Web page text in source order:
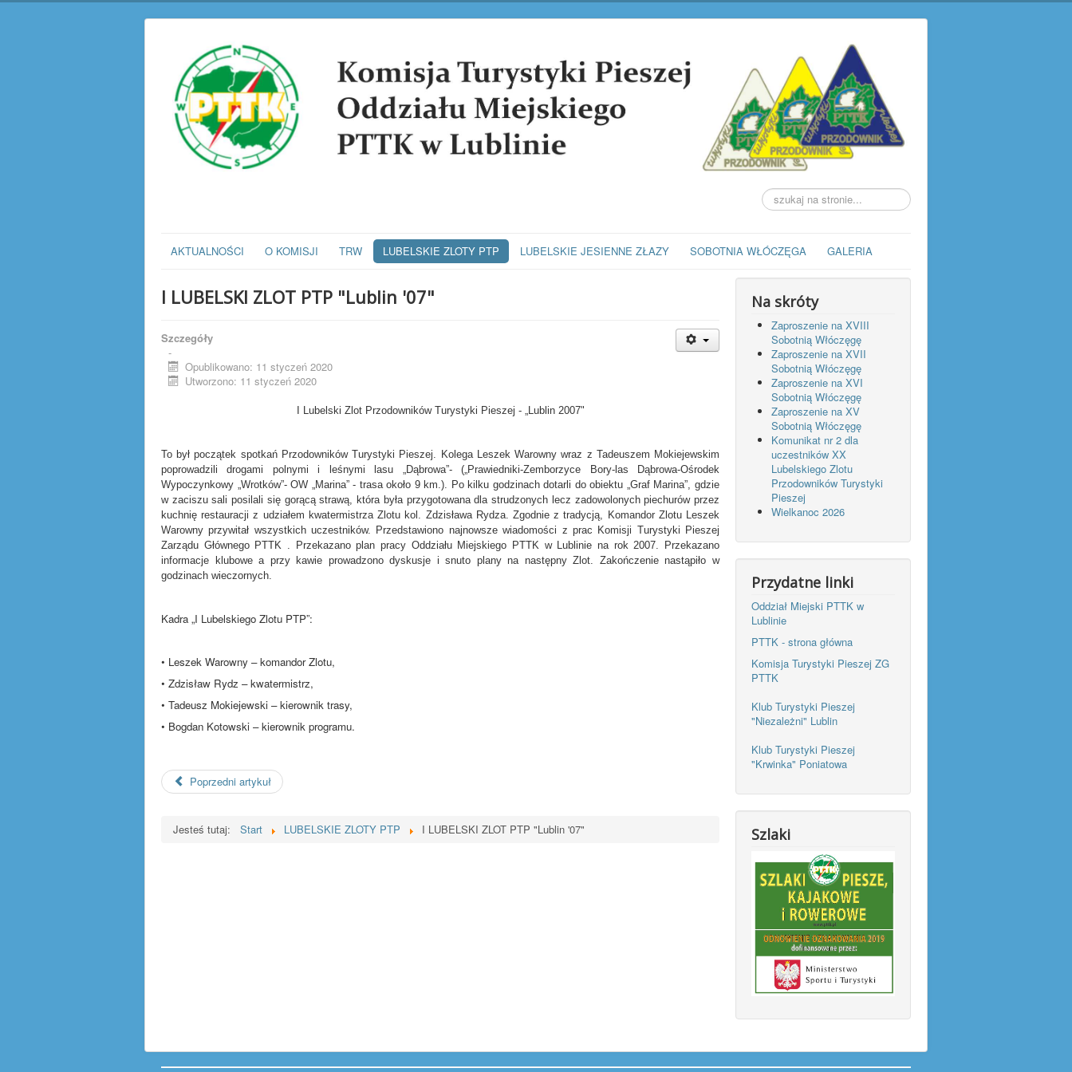
Szukaj...
AKTUALNOŚCI O KOMISJI TRW LUBELSKIE ZLOTY PTP LUBELSKIE JESIENNE ZŁAZY SOBOTNIA WŁÓCZĘGA GALERIA
I LUBELSKI ZLOT PTP "Lublin '07"
Szczegóły
-
Opublikowano: 11 styczeń 2020
Utworzono: 11 styczeń 2020
I Lubelski Zlot Przodowników Turystyki Pieszej - „Lublin 2007"
To był początek spotkań Przodowników Turystyki Pieszej. Kolega Leszek Warowny wraz z Tadeuszem Mokiejewskim
poprowadzili drogami polnymi i leśnymi lasu „Dąbrowa”- („Prawiedniki-Zemborzyce Bory-las Dąbrowa-Ośrodek
Wypoczynkowy „Wrotków”- OW „Marina” - trasa około 9 km.). Po kilku godzinach dotarli do obiektu „Graf Marina”, gdzie
w zaciszu sali posilali się gorącą strawą, która była przygotowana dla strudzonych lecz zadowolonych piechurów przez
kuchnię restauracji z udziałem kwatermistrza Zlotu kol. Zdzisława Rydza. Zgodnie z tradycją, Komandor Zlotu Leszek
Warowny przywitał wszystkich uczestników. Przedstawiono najnowsze wiadomości z prac Komisji Turystyki Pieszej
Zarządu Głównego PTTK . Przekazano plan pracy Oddziału Miejskiego PTTK w Lublinie na rok 2007. Przekazano
informacje klubowe a przy kawie prowadzono dyskusje i snuto plany na następny Zlot. Zakończenie nastąpiło w
godzinach wieczornych.
Kadra „I Lubelskiego Zlotu PTP”:
• Leszek Warowny – komandor Zlotu,
• Zdzisław Rydz – kwatermistrz,
• Tadeusz Mokiejewski – kierownik trasy,
• Bogdan Kotowski – kierownik programu.
Poprzedni artykuł
Jesteś tutaj: Start LUBELSKIE ZLOTY PTP I LUBELSKI ZLOT PTP "Lublin '07"
Na skróty
Zaproszenie na XVIII
Sobotnią Włóczęgę
Zaproszenie na XVII
Sobotnią Włóczęgę
Zaproszenie na XVI
Sobotnią Włóczęgę
Zaproszenie na XV
Sobotnią Włóczęgę
Komunikat nr 2 dla
uczestników XX
Lubelskiego Zlotu
Przodowników Turystyki
Pieszej
Wielkanoc 2026
Przydatne linki
Oddział Miejski PTTK w
Lublinie
PTTK - strona główna
Komisja Turystyki Pieszej ZG
PTTK
Klub Turystyki Pieszej
"Niezależni" Lublin
Klub Turystyki Pieszej
"Krwinka" Poniatowa
Szlaki